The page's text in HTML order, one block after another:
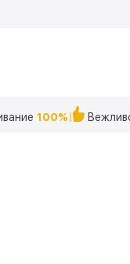
100%